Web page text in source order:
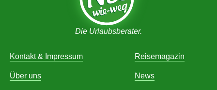
Die Urlaubsberater.
Kontakt & Impressum
Über uns
Reisemagazin
News